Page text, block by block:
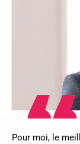
Pour moi, le